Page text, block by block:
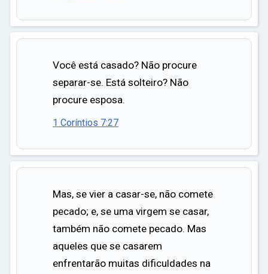
Você está casado? Não procure
separar-se. Está solteiro? Não
procure esposa.
1 Coríntios 7:27
Mas, se vier a casar-se, não comete
pecado; e, se uma virgem se casar,
também não comete pecado. Mas
aqueles que se casarem
enfrentarão muitas dificuldades na